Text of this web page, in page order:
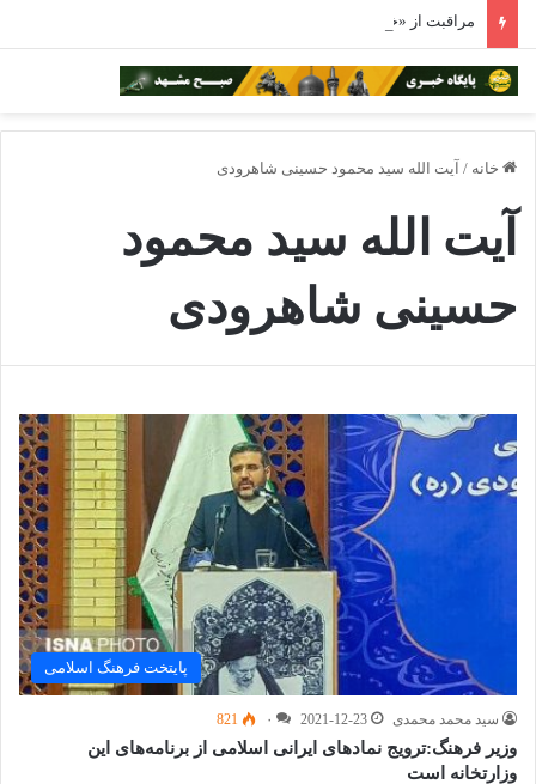
مراقبت از «خانه مشترک» در روزهای طوفانی
خانه / آیت الله سید محمود حسینی شاهرودی
آیت الله سید محمود
حسینی شاهرودی
پایتخت فرهنگ اسلامی
سید محمد محمدی 2021-12-23 ۰ 821
وزیر فرهنگ:ترویج نمادهای ایرانی اسلامی از برنامه‌های این
وزارتخانه است